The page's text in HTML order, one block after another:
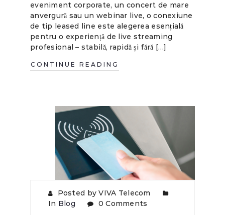
eveniment corporate, un concert de mare
anvergură sau un webinar live, o conexiune
de tip leased line este alegerea esențială
pentru o experiență de live streaming
profesional – stabilă, rapidă și fără […]
CONTINUE READING
Posted by VIVA Telecom
In Blog 0 Comments